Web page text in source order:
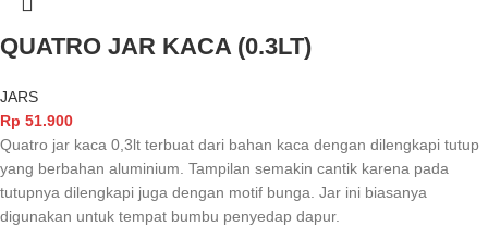
QUATRO JAR KACA (0.3LT)
JARS
Rp 51.900
Quatro jar kaca 0,3lt terbuat dari bahan kaca dengan dilengkapi tutup
yang berbahan aluminium. Tampilan semakin cantik karena pada
tutupnya dilengkapi juga dengan motif bunga. Jar ini biasanya
digunakan untuk tempat bumbu penyedap dapur.